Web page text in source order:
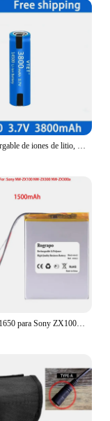
Batería recargable de iones de litio, Pila de 14500 V, AA, 3,7 mah, con soldadura, para cepillo de dientes eléctrico, maquinilla de afeitar, barbero, novedad, 3800
Batería LIS1650 para Sony ZX100 ZX300, nueva batería de 1500mAh para REPRODUCTOR DE NW-ZX100, NW-ZX300